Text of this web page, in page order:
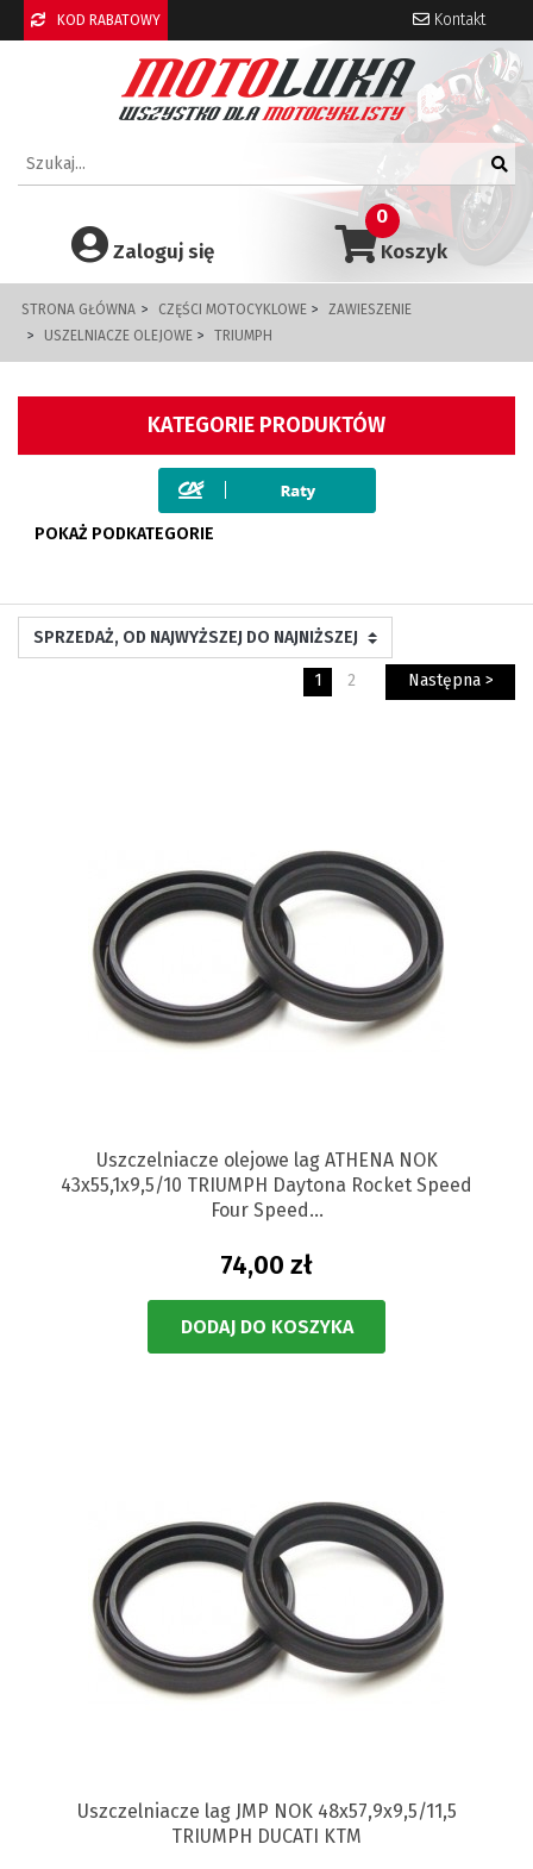
KOD RABATOWY Kontakt
Koszyk
0
Zaloguj się
STRONA GŁÓWNA CZĘŚCI MOTOCYKLOWE
ZAWIESZENIE
USZELNIACZE OLEJOWE
TRIUMPH
KATEGORIE PRODUKTÓW
POKAŻ PODKATEGORIE
1 2 Następna >
Uszczelniacze olejowe lag ATHENA NOK
43x55,1x9,5/10 TRIUMPH Daytona Rocket Speed
Four Speed...
74,00 zł
DODAJ DO KOSZYKA
Uszczelniacze lag JMP NOK 48x57,9x9,5/11,5
TRIUMPH DUCATI KTM